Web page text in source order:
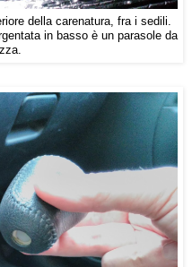
della carenatura, fra i sedili.
in basso è un parasole da